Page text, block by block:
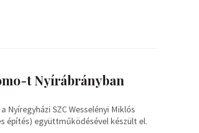
t Nyírábrányban
Nyíregyházi SZC Wesselényi Miklós
építés) együttműködésével készült el.